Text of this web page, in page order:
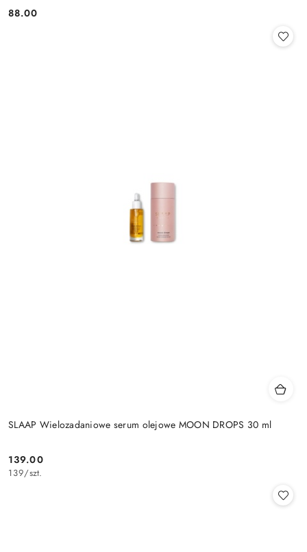
Cena:
88.00
SLAAP Wielozadaniowe serum olejowe MOON DROPS 30 ml
Cena:
139.00
139/szt.